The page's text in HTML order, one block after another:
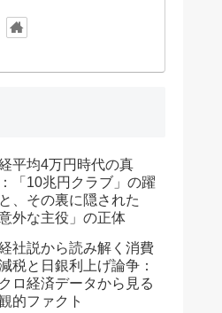
平均4万円時代の真
「10兆円クラブ」の躍
、その裏に隠された
意外な主役」の正体
社説から読み解く消費
税と日銀利上げ論争：
ロ経済データから見る
的ファクト